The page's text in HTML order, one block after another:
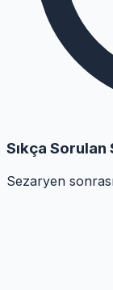
Sıkça Sorulan
Sezaryen